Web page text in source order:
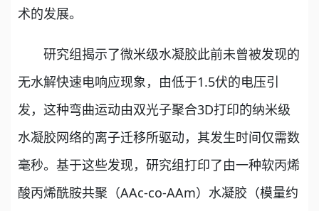
术的发展。
研究组揭示了微米级水凝胶此前未曾被发现的
无水解快速电响应现象，由低于1.5伏的电压引
发，这种弯曲运动由双光子聚合3D打印的纳米级
水凝胶网络的离子迁移所驱动，其发生时间仅需数
毫秒。基于这些发现，研究组打印了由一种软丙烯
酸丙烯酰胺共聚（AAc-co-AAm）水凝胶（模量约